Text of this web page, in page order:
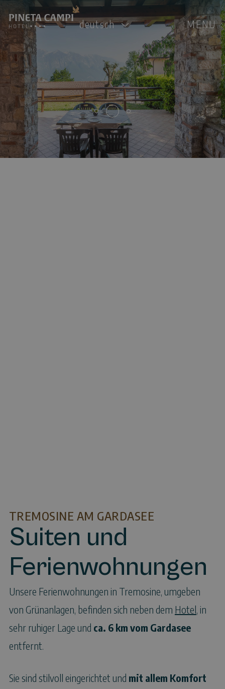
deutsch MENU
TREMOSINE AM GARDASEE
Suiten und
Ferienwohnungen
Unsere Ferienwohnungen in Tremosine, umgeben
von Grünanlagen, befinden sich neben dem Hotel, in
sehr ruhiger Lage und ca. 6 km vom Gardasee
entfernt.
Sie sind stilvoll eingerichtet und mit allem Komfort